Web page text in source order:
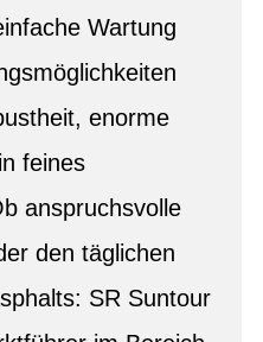
Wartung
enorme
feines
anspruchsvolle
den täglichen
SR Suntour